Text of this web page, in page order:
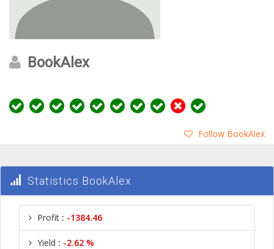
BookAlex
Follow BookAlex
Statistics BookAlex
Profit : -1384.46
Yield : -2.62 %